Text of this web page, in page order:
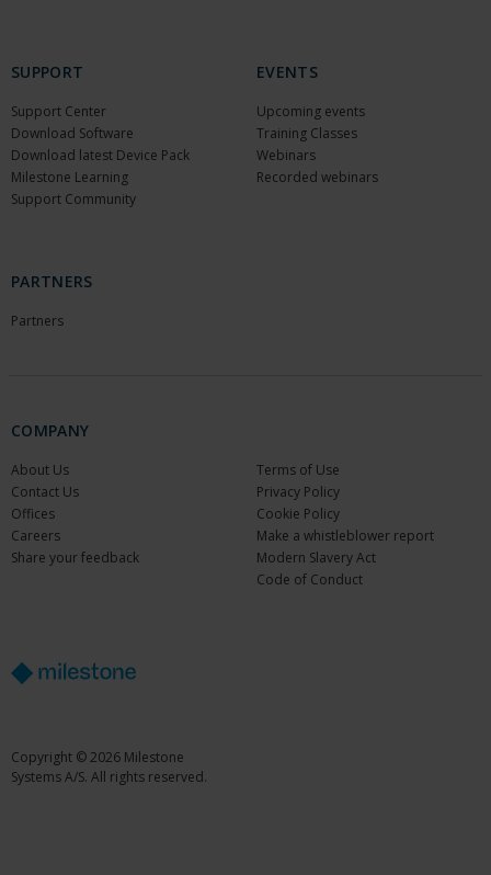
SUPPORT
Support Center
Download Software
Download latest Device Pack
Milestone Learning
Support Community
EVENTS
Upcoming events
Training Classes
Webinars
Recorded webinars
PARTNERS
Partners
COMPANY
About Us
Contact Us
Offices
Careers
Share your feedback
Terms of Use
Privacy Policy
Cookie Policy
Make a whistleblower report
Modern Slavery Act
Code of Conduct
Copyright © 2026 Milestone
Systems A/S. All rights reserved.